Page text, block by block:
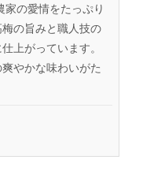
の愛情をたっぷり
の旨みと職人技の
上がっています。
やかな味わいがた